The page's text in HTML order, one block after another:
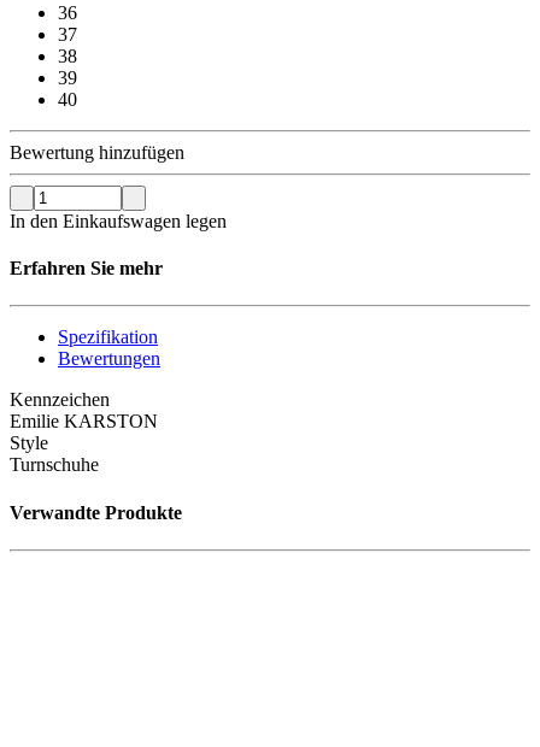
36
37
38
39
40
Bewertung hinzufügen
In den Einkaufswagen legen
Erfahren Sie mehr
Spezifikation
Bewertungen
Kennzeichen
Emilie KARSTON
Style
Turnschuhe
Verwandte Produkte